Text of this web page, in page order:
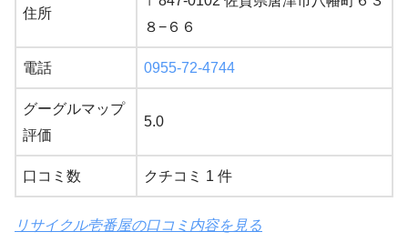
住所
８−６６
電話 0955-72-4744
グーグルマップ
評価
5.0
口コミ数 クチコミ 1 件
リサイクル壱番屋の口コミ内容を見る